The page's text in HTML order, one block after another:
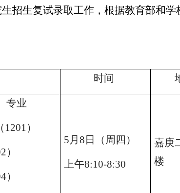
招生复试录取工作，根据教育部和
时间
专业
1201）
）
）
5月 8 日（周四）
上午8:10-8:30
嘉庚
楼